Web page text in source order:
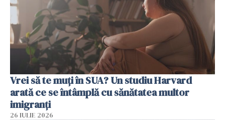
Vrei să te muți în SUA? Un studiu Harvard
arată ce se întâmplă cu sănătatea multor
imigranți
26 IULIE 2026